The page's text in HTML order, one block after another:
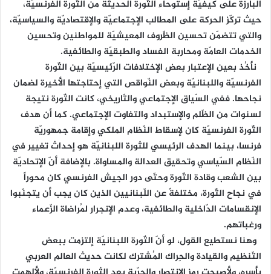
البارزة على كيفيّة إستوحاء الثّورة الحديثة من الثّورة الفرنسيّة،
حيث تركّز الحركة على المطالب الإجتماعيّة والإقتصاديّة والسياسيّة،
والتي تتضمّن تحسين الظّروف المعيشيّة للمواطنين وتحسين
الخدمات العامّة ومحاربة الفساد والطبقيّة والطائفية.
نأخُذ بعين الإعتبار بعض الإختلافات الرّئيسيّة بين الثّورة
الفرنسيّة واللبنانيّة وبعض النّواقص التي إحتاجتها الأخيرة لضمان
نجاحها. ففي السّياق الإجتماعي والتّاريخي، كانت الثّورة نتيجة
لسنوات من الظّلم والإستبداد والتفاوت الإجتماعي. كما أن هدف
الثّورة الفرنسيّة كان لإسقاط النّظام الملكي وإقامة جمهوريّة
فرنسا، بينما الهدف الرئيسي للثورة اللبنانيّة هو إحداث تغيير في
النّظام السّياسي وتحقيق العدالة والمساواة. بالإضافة أنّ الإتحاديّة
بين الشعب وقادة الثّورة وحتّى دور الجيش الفرنسي كان محوراً
في نجاح الثّورة، مختلفةً عن اللّبنانيين الذين كان يجب أن يتجنّبوا
الإنقسامات الدّاخلية والطائفية، وعدم الإنجرار لمُراضاة الزّعماء
ورغباتهم.
وهنا نستطيع القول، لو أنّ الثّورة اللبنانيّة إلتزمت ببعض
التّنظيم والقيادة والحِراك المُشترك لكانت حديث العالم العربي